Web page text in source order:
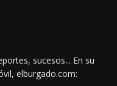
sucesos... En su
elburgado.com: